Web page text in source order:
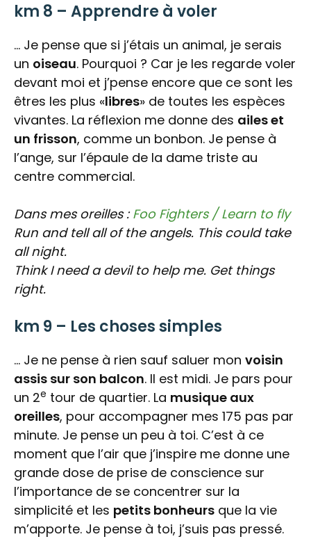
km 8 – Apprendre à voler
… Je pense que si j’étais un animal, je serais
un oiseau. Pourquoi ? Car je les regarde voler
devant moi et j’pense encore que ce sont les
êtres les plus «libres» de toutes les espèces
vivantes. La réflexion me donne des ailes et
un frisson, comme un bonbon. Je pense à
l’ange, sur l’épaule de la dame triste au
centre commercial.
Dans mes oreilles : Foo Fighters / Learn to fly
Run and tell all of the angels. This could take
all night.
Think I need a devil to help me. Get things
right.
km 9 – Les choses simples
… Je ne pense à rien sauf saluer mon voisin
assis sur son balcon. Il est midi. Je pars pour
un 2e tour de quartier. La musique aux
oreilles, pour accompagner mes 175 pas par
minute. Je pense un peu à toi. C’est à ce
moment que l’air que j’inspire me donne une
grande dose de prise de conscience sur
l’importance de se concentrer sur la
simplicité et les petits bonheurs que la vie
m’apporte. Je pense à toi, j’suis pas pressé.